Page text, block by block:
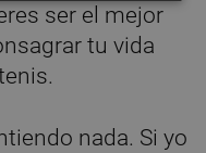
ser el mejor
tu vida
nada. Si yo